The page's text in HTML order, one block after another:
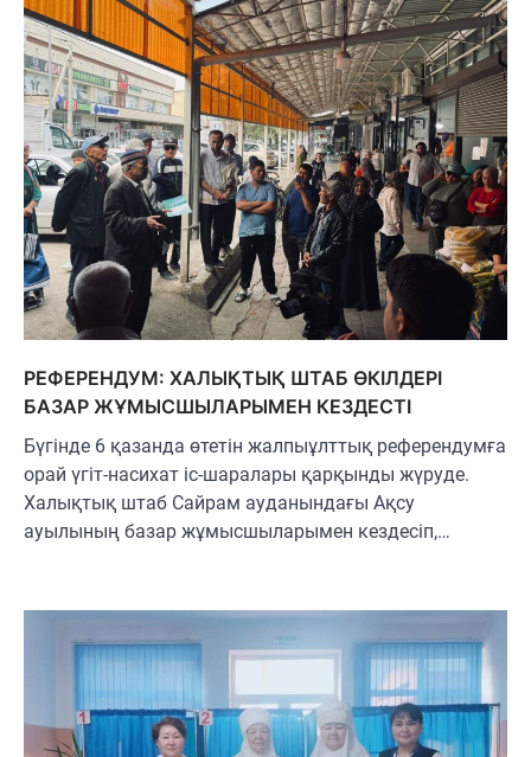
РЕФЕРЕНДУМ: ХАЛЫҚТЫҚ ШТАБ ӨКІЛДЕРІ
БАЗАР ЖҰМЫСШЫЛАРЫМЕН КЕЗДЕСТІ
Бүгінде 6 қазанда өтетін жалпыұлттық референдумға
орай үгіт-насихат іс-шаралары қарқынды жүруде.
Халықтық штаб Сайрам ауданындағы Ақсу
ауылының базар жұмысшыларымен кездесіп,…